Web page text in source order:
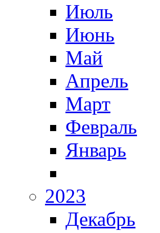
Июль
Июнь
Май
Апрель
Март
Февраль
Январь
2023
Декабрь